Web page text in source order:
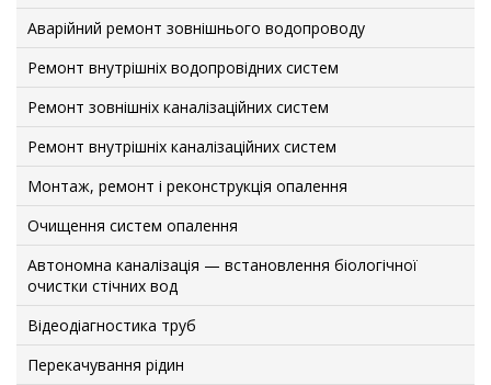
Аварійний ремонт зовнішнього водопроводу
Ремонт внутрішніх водопровідних систем
Ремонт зовнішніх каналізаційних систем
Ремонт внутрішніх каналізаційних систем
Монтаж, ремонт і реконструкція опалення
Очищення систем опалення
Автономна каналізація — встановлення біологічної
очистки стічних вод
Відеодіагностика труб
Перекачування рідин